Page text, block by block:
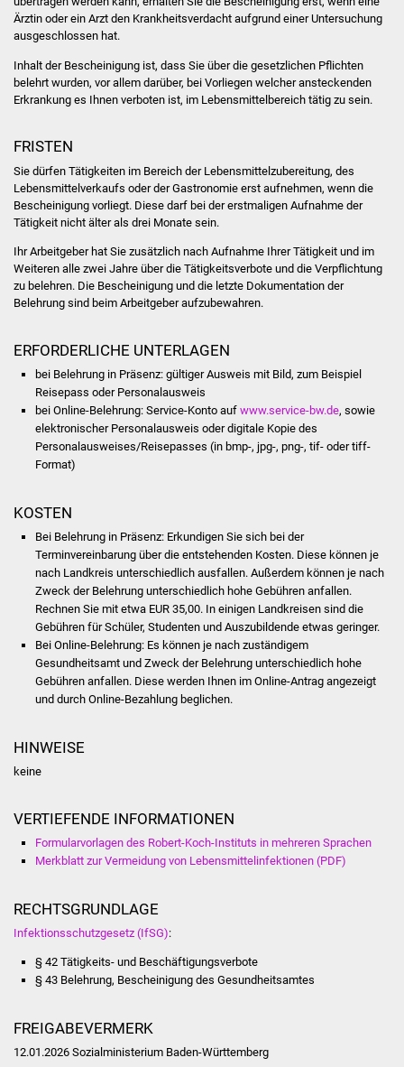
NETZMonitor
Ärzte und Apotheken
Hitzewarnung / UV-
Index
Bürgerbus (MOBS)
Kultur & Freizeit
Veranstaltungen
Stadtfest
Einrichtungen
Hallenbad
Stadtbücherei
Stadtarchiv
Zehntscheuer
Sportanlagen
Erlebnisregion
Ärztin oder ein Arzt den Krankheitsverdacht aufgrund einer Untersuchung
ausgeschlossen hat.
Inhalt der Bescheinigung ist, dass Sie über die gesetzlichen Pflichten
belehrt wurden, vor allem darüber, bei Vorliegen welcher ansteckenden
Erkrankung es Ihnen verboten ist, im Lebensmittelbereich tätig zu sein.
FRISTEN
Sie dürfen Tätigkeiten im Bereich der Lebensmittelzubereitung, des
Lebensmittelverkaufs oder der Gastronomie erst aufnehmen, wenn die
Bescheinigung vorliegt. Diese darf bei der erstmaligen Aufnahme der
Tätigkeit nicht älter als drei Monate sein.
Ihr Arbeitgeber hat Sie zusätzlich nach Aufnahme Ihrer Tätigkeit und im
Weiteren alle zwei Jahre über die Tätigkeitsverbote und die Verpflichtung
zu belehren. Die Bescheinigung und die letzte Dokumentation der
Belehrung sind beim Arbeitgeber aufzubewahren.
ERFORDERLICHE UNTERLAGEN
bei Belehrung in Präsenz: gültiger Ausweis mit Bild, zum Beispiel
Reisepass oder Personalausweis
bei Online-Belehrung: Service-Konto auf www.service-bw.de, sowie
elektronischer Personalausweis oder digitale Kopie des
Personalausweises/Reisepasses (in bmp-, jpg-, png-, tif- oder tiff-
Format)
KOSTEN
Bei Belehrung in Präsenz: Erkundigen Sie sich bei der
Terminvereinbarung über die entstehenden Kosten. Diese können je
nach Landkreis unterschiedlich ausfallen. Außerdem können je nach
Zweck der Belehrung unterschiedlich hohe Gebühren anfallen.
Rechnen Sie mit etwa EUR 35,00. In einigen Landkreisen sind die
Gebühren für Schüler, Studenten und Auszubildende etwas geringer.
Bei Online-Belehrung: Es können je nach zuständigem
Gesundheitsamt und Zweck der Belehrung unterschiedlich hohe
Gebühren anfallen. Diese werden Ihnen im Online-Antrag angezeigt
und durch Online-Bezahlung beglichen.
HINWEISE
keine
VERTIEFENDE INFORMATIONEN
Formularvorlagen des Robert-Koch-Instituts in mehreren Sprachen
Merkblatt zur Vermeidung von Lebensmittelinfektionen (PDF)
RECHTSGRUNDLAGE
Infektionsschutzgesetz (IfSG):
§ 42 Tätigkeits- und Beschäftigungsverbote
§ 43 Belehrung, Bescheinigung des Gesundheitsamtes
FREIGABEVERMERK
12.01.2026 Sozialministerium Baden-Württemberg